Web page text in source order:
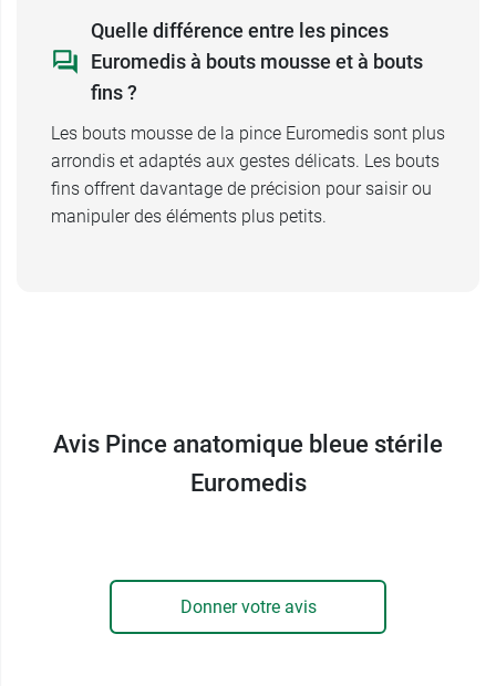
Conditionnement : pince à l'unité en sachet
individuel.
Conditionnement :1 sachet contenant 1 pince.
Quelle différence entre les pinces
Euromedis à bouts mousse et à bouts
fins ?
Les bouts mousse de la pince Euromedis sont plus
arrondis et adaptés aux gestes délicats. Les bouts
fins offrent davantage de précision pour saisir ou
manipuler des éléments plus petits.
Avis Pince anatomique bleue stérile
Euromedis
Donner votre avis